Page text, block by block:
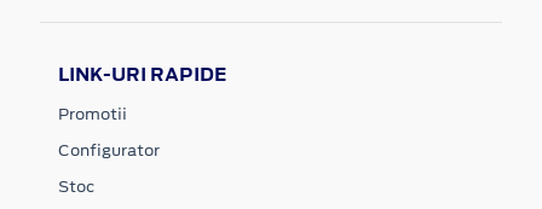
LINK-URI RAPIDE
Promotii
Configurator
Stoc